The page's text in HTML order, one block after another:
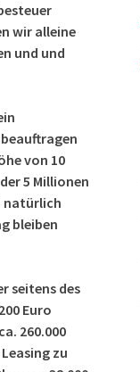
wir alleine
und und
von 10
5 Millionen
natürlich
bleiben
seitens des
Euro
260.000
zu